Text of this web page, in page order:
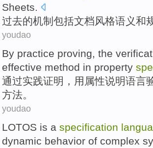
Sheets.
过去的机制 包括文档风格语义和
youdao
By practice proving, the
effective method in property
通过实践证明 ， 用 属性说明语言
方法。
youdao
LOTOS is a specification
dynamic behavior of complex